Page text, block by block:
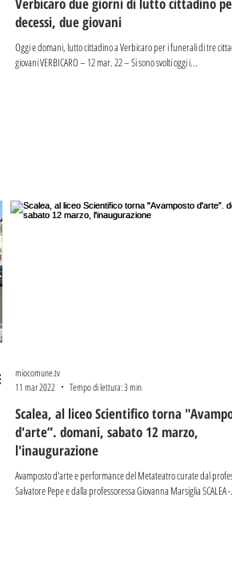
decessi, due giovani
Oggi e domani, lutto cittadino a Verbicaro per i funerali di tre
giovani VERBICARO – 12 mar. 22 – Si sono svolti oggi i...
Scalea, al liceo Scientifico torna
d'arte”. domani, sabato 12 marzo,
l'inaugurazione
Avamposto d'arte e performance del Metateatro curate dal
Salvatore Pepe e dalla professoressa Giovanna Marsiglia SCALEA
miocomune.tv
11 mar 2022
Tempo di lettura: 3 min